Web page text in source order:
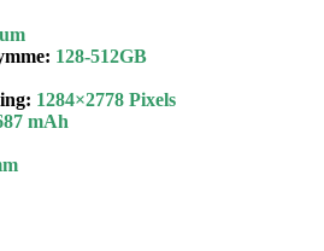
: 128-512GB
1284×2778 Pixels
mAh